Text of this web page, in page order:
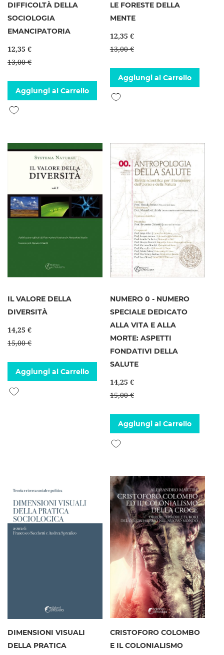
DIFFICOLTÀ DELLA
SOCIOLOGIA
EMANCIPATORIA
12,35 €
13,00 €
Aggiungi al Carrello
Aggiungi alla lista desideri
LE FORESTE DELLA
MENTE
12,35 €
13,00 €
Aggiungi al Carrello
Aggiungi alla lista desideri
IL VALORE DELLA
DIVERSITÀ
14,25 €
15,00 €
Aggiungi al Carrello
Aggiungi alla lista desideri
NUMERO 0 - NUMERO
SPECIALE DEDICATO
ALLA VITA E ALLA
MORTE: ASPETTI
FONDATIVI DELLA
SALUTE
14,25 €
15,00 €
Aggiungi al Carrello
Aggiungi alla lista desideri
DIMENSIONI VISUALI
DELLA PRATICA
CRISTOFORO COLOMBO
E IL COLONIALISMO